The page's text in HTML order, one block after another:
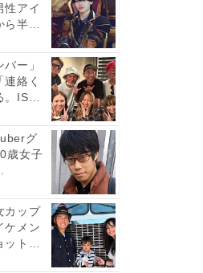
性アイ
半年
ー」
絡く
。IS
グ
歳女子
カップ
ケメン
ト！